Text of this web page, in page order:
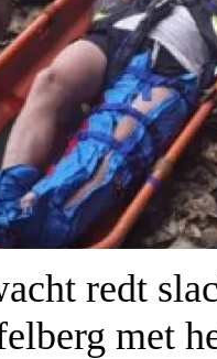
redt
met